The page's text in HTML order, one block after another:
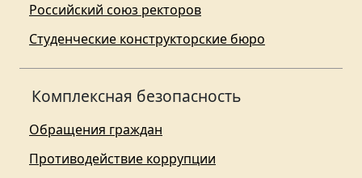
Российский союз ректоров
Студенческие конструкторские бюро
Комплексная безопасность
Обращения граждан
Противодействие коррупции